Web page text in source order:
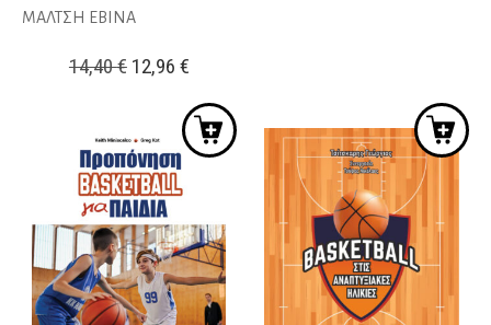
ΜΑΛΤΣΗ ΕΒΙΝΑ
14,40€ Original
14,40 €.
12,96 €Η
τιμή
είναι:
39,00 €.